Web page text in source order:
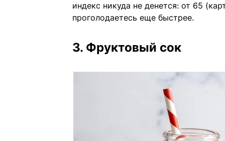
индекс никуда не денется: от 65
проголодаетесь еще быстрее.
3. Фруктовый сок